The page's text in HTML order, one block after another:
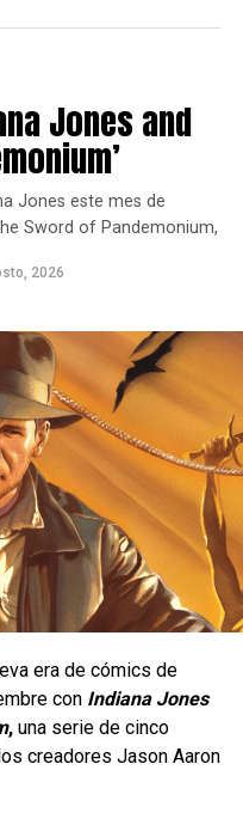
conmemorativos ya
en Steam , y
la próxima semana.
socialespara estar
geek, además
CONTENIDO GRATUITO
Portada
su Poder en el
constante.
disfrutan de un
de un personaje de
cerca del
y obligarlo a
está inspirado en
e incorpora el uso de
movilidad, ataques
extender combos.
Jones and
Jones este mes de
Sword of Pandemonium,
2026
era de cómics de
con Indiana Jones
,una serie de cinco
creadores Jason Aaron